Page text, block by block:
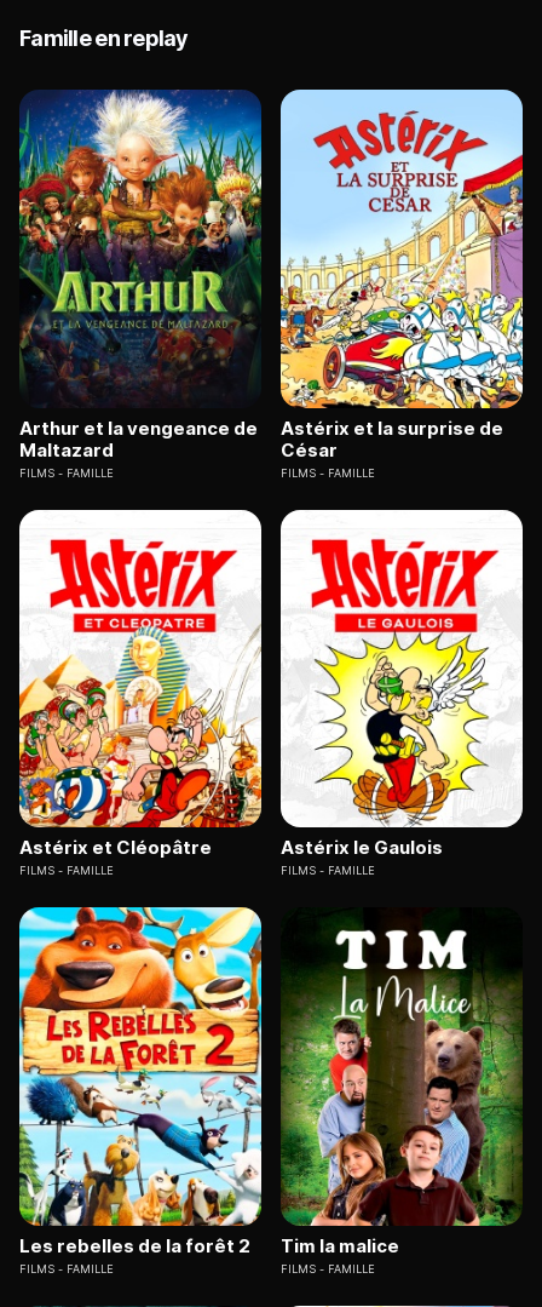
Famille en replay
Arthur et la vengeance de
Maltazard
FILMS FAMILLE
Astérix et la surprise de
César
FILMS FAMILLE
Astérix et Cléopâtre
FILMS FAMILLE
Astérix le Gaulois
FILMS FAMILLE
Les rebelles de la forêt 2
FILMS FAMILLE
Tim la malice
FILMS FAMILLE